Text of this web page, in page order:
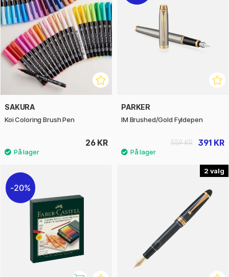
SAKURA
Koi Coloring Brush Pen
26 KR
PARKER
IM Brushed/Gold Fyldepen
391 KR
559 KR
20%
2